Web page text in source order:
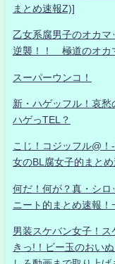
まとめ速報Z)]
乙女系腐男子のオカ
逆襲！！ 極道のオカ
スーパーウンコ！
新・ハゲッフル！哀愁
ハゲっTEL？
こじ！コジッフル@
女のBL腐女子的まと
何だ！何が？真・シ
ニート的まとめ速報！
男装スケバン女子！
きっ!！ビー玉のおい